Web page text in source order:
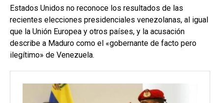
Estados Unidos no reconoce los resultados de las
recientes elecciones presidenciales venezolanas, al igual
que la Unión Europea y otros países, y la acusación
describe a Maduro como el «gobernante de facto pero
ilegítimo» de Venezuela.